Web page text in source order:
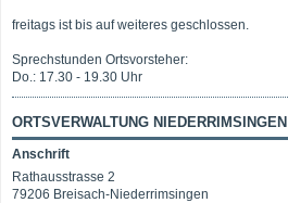
freitags ist bis auf weiteres geschlossen.
Sprechstunden Ortsvorsteher:
Do.: 17.30 - 19.30 Uhr
ORTSVERWALTUNG NIEDERRIMSINGEN
Anschrift
Rathausstrasse 2
79206 Breisach-Niederrimsingen